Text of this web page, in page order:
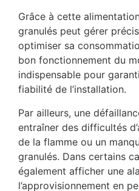
Grâce à cette
granulés peut gérer
optimiser sa
bon fonctionnement du
indispensable pour
fiabilité de l’installation.
Par ailleurs, une
entraîner des difficultés
de la flamme ou un
granulés. Dans certains
également afficher une
l’approvisionnement en